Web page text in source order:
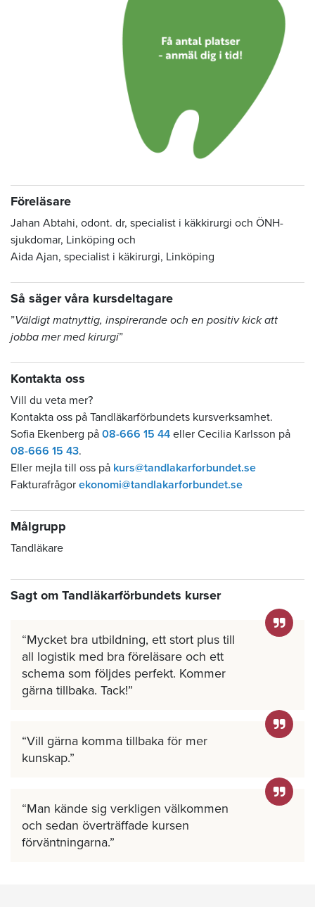
Föreläsare
Jahan Abtahi, odont. dr, specialist i käkkirurgi och ÖNH-
sjukdomar, Linköping och
Aida Ajan, specialist i käkirurgi, Linköping
Så säger våra kursdeltagare
”Väldigt matnyttig, inspirerande och en positiv kick att
jobba mer med kirurgi”
Kontakta oss
Vill du veta mer?
Kontakta oss på Tandläkarförbundets kursverksamhet.
Sofia Ekenberg på 08-666 15 44 eller Cecilia Karlsson på
08-666 15 43.
Eller mejla till oss på kurs@tandlakarforbundet.se
Fakturafrågor ekonomi@tandlakarforbundet.se
Målgrupp
Tandläkare
Sagt om Tandläkarförbundets kurser
Mycket bra utbildning, ett stort plus till
all logistik med bra föreläsare och ett
schema som följdes perfekt. Kommer
gärna tillbaka. Tack!
Vill gärna komma tillbaka för mer
kunskap.
Man kände sig verkligen välkommen
och sedan överträffade kursen
förväntningarna.